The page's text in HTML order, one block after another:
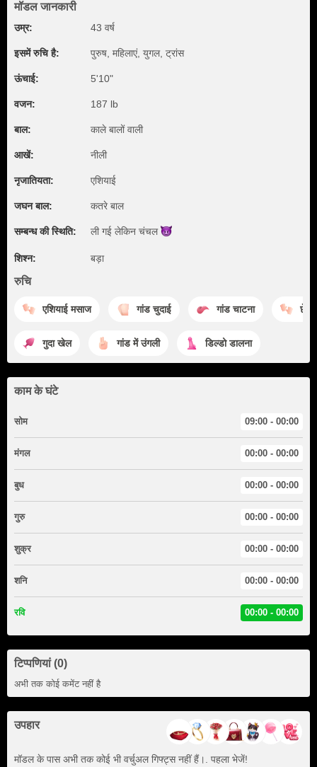
मॉडल जानकारी
उम्र: 43 वर्ष
इसमें रुचि है: पुरुष, महिलाएं, युगल, ट्रांस
ऊंचाई: 5'10"
वजन: 187 lb
बाल: काले बालों वाली
आखें: नीली
नृजातियता: एशियाई
जघन बाल: कतरे बाल
सम्बन्ध की स्थिति: ली गई लेकिन चंचल
शिश्न: बड़ा
रुचि
एशियाई मसाज गांड चुदाई गांड चाटना
गुदा खेल गांड में उंगली डिल्डो डालना
काम के घंटे
सोम 09:00 - 00:00
मंगल 00:00 - 00:00
बुध 00:00 - 00:00
गुरु 00:00 - 00:00
शुक्र 00:00 - 00:00
शनि 00:00 - 00:00
रवि 00:00 - 00:00
टिप्पणियां (0)
अभी तक कोई कमेंट नहीं है
उपहार
मॉडल के पास अभी तक कोई भी वर्चुअल गिफ्ट्स नहीं हैं।. पहला भेजें!